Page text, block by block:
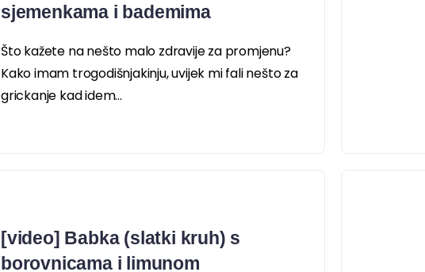
sjemenkama i bademima
Što kažete na nešto malo zdravije za promjenu?
Kako imam trogodišnjakinju, uvijek mi fali nešto za
grickanje kad idem...
[video] Babka (slatki kruh) s
borovnicama i limunom